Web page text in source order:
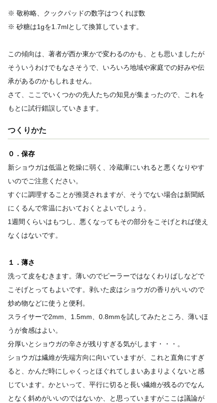
※ 敬称略、クックパッドの数字はつくれぽ数
※ 砂糖は1gを1.7mlとして換算しています。
この傾向は、著者が西か東かで変わるのかも、とも思いましたが
そういうわけでもなさそうで、いろいろ地域や家庭での好みや伝
承があるのかもしれません。
さて、ここでいくつかの先人たちの知見が集まったので、これを
もとに試行錯誤していきます。
つくりかた
０．保存
新ショウガは低温と乾燥に弱く、冷蔵庫にいれると悪くなりやす
いのでご注意ください。
すぐに調理することが推奨されますが、そうでない場合は新聞紙
にくるんで常温においておくとよいでしょう。
1週間くらいはもつし、悪くなってもその部分をこそげとれば使え
なくはないです。
１．薄さ
洗って皮をむきます。薄いのでピーラーではなくわりばしなどで
こそげとってもよいです。剥いた皮はショウガの香りがいいので
炒め物などに使うと便利。
スライサーで2mm、1.5mm、0.8mmを試してみたところ、薄いほ
うが食感はよい。
分厚いとショウガの辛さが残りすぎる気がします・・・。
ショウガは繊維が先端方向に向いていますが、これと直角にすぎ
ると、かんだ時にしゃくっとほぐれてしまいあまりよくないと感
じています。かといって、平行に切ると長い繊維が残るのでなん
となく斜めがいいのではないか、と思っていますがここは議論が